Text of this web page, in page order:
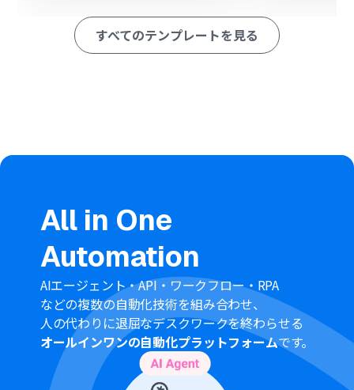
■このワークフローのカスタムポイント
スケジュールトリガーでは、毎日、毎週、特定の日時な
ど、投稿を実行したい任意のスケジュールを設定してくだ
ペレーション」：トリガー起動後、フロー内で処理を行うアク
Microsoft Excel、X（Twitter）のそれぞれとYoomを連
携してください。
Microsoft365（旧Office365）には、家庭向けプランと一
般法人向けプラン（Microsoft365 Business）があり、一
般法人向けプランに加入していない場合には認証に失敗
する可能性があります。
Microsoft Excelのデータベースを操作するオペレーショ
ンの設定に関しては「【Excel】データベースを操作する
オペレーションの設定に関して」をご参照ください。
すべてのテンプレートを見る
All in One
Automation
AIエージェント・API・ワークフロー・RPA
などの複数の自動化技術を組み合わせ、
人の代わりに退屈なデスクワークを終わらせる
オールインワンの自動化プラットフォームです。